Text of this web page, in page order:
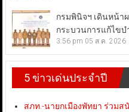
กรมพินิจฯ เดินหน้า
กระบวนการแก้ไข
3:56 pm 05 ส.ค. 2026
5 ข่าวเด่นประจำปี
สภท.-นายกเมืองพัทยา ร่วม